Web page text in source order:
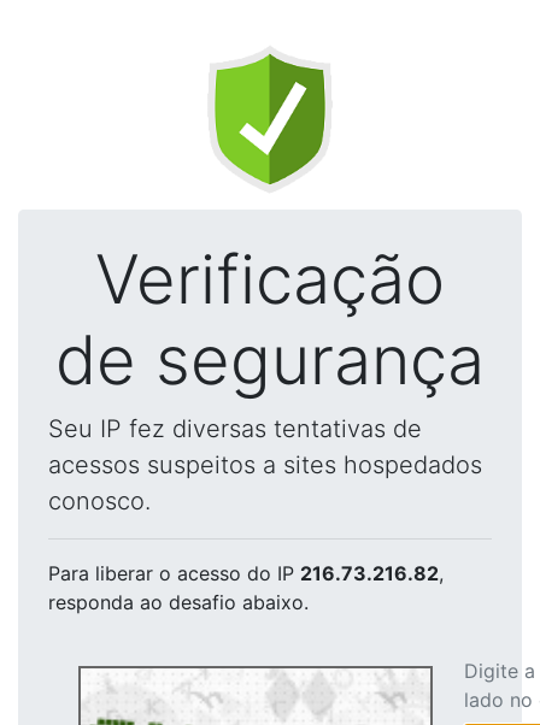
Verificação
de segurança
Seu IP fez diversas tentativas de
acessos suspeitos a sites hospedados
conosco.
Para liberar o acesso do IP 216.73.216.82,
responda ao desafio abaixo.
Digite
lado no